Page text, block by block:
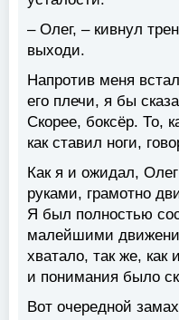
– Олег, – кивнул
выходи.
Напротив меня
его плечи, я бы
Скорее, боксёр. То,
как ставил ноги,
Как я и ожидал,
руками, грамотно
Я был полностью
малейшими
хватало, так же, как
и понимания было
Вот очередной